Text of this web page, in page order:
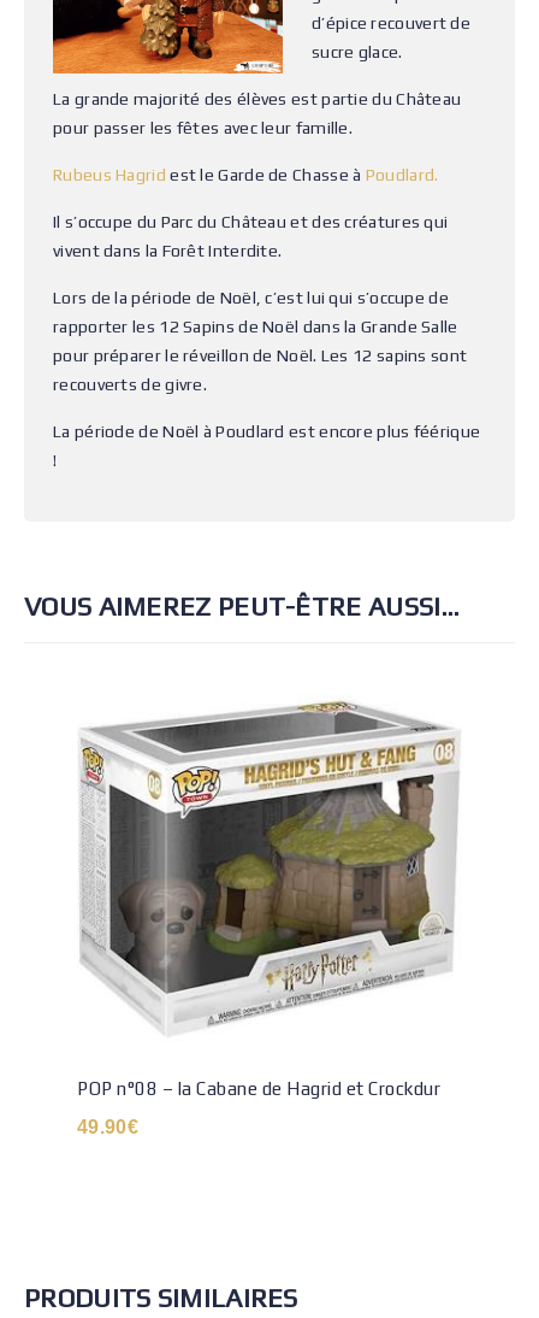
d’épice recouvert de
sucre glace.
La grande majorité des élèves est partie du Château
pour passer les fêtes avec leur famille.
Rubeus Hagrid est le Garde de Chasse à Poudlard.
Il s’occupe du Parc du Château et des créatures qui
vivent dans la Forêt Interdite.
Lors de la période de Noël, c’est lui qui s’occupe de
rapporter les 12 Sapins de Noël dans la Grande Salle
pour préparer le réveillon de Noël. Les 12 sapins sont
recouverts de givre.
La période de Noël à Poudlard est encore plus féérique
!
VOUS AIMEREZ PEUT-ÊTRE AUSSI…
POP n°08 – la Cabane de Hagrid et Crockdur
49.90€
PRODUITS SIMILAIRES